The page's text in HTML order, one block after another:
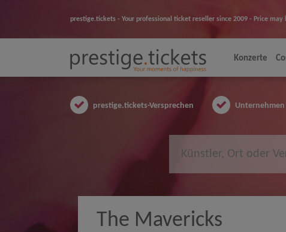
prestige.tickets - Your professional ticket reseller since 2009 - Price
Konzerte
prestige.tickets-Versprechen Unternehmen
The Mavericks